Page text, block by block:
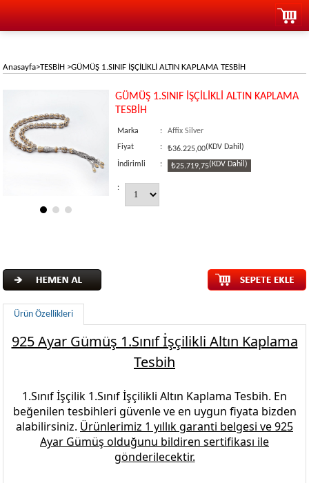
Anasayfa>TESBİH >GÜMÜŞ 1.SINIF İŞÇİLİKLİ ALTIN KAPLAMA TESBİH
GÜMÜŞ 1.SINIF İŞÇİLİKLİ ALTIN KAPLAMA
TESBİH
Marka :
Affix Silver
Fiyat
: ₺36.225,00(KDV Dahil)
İndirimli : ₺25.719,75(KDV Dahil)
:
Ürün Özellikleri
925 Ayar Gümüş 1.Sınıf İşçilikli Altın Kaplama
Tesbih
1.Sınıf İşçilik 1.Sınıf İşçilikli Altın Kaplama Tesbih. En
beğenilen tesbihleri güvenle ve en uygun fiyata bizden
alabilirsiniz. Ürünlerimiz 1 yıllık garanti belgesi ve925
Ayar Gümüş olduğunu bildiren sertifikası ile
gönderilecektir.